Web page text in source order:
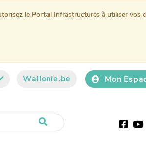
Wallonie.be Mon
le Portail Infrastructures à utiliser vos